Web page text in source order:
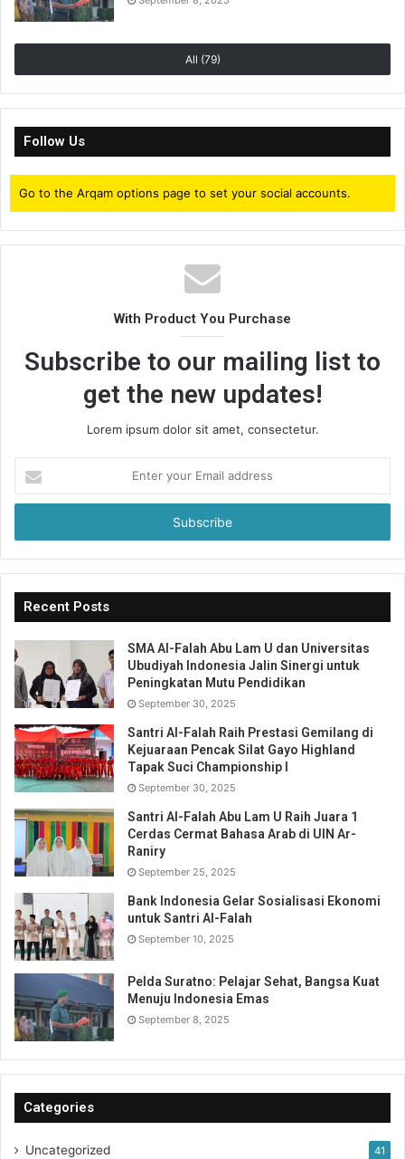
All (79)
Follow Us
Go to the Arqam options page to set your social accounts.
With Product You Purchase
Subscribe to our mailing list to
get the new updates!
Lorem ipsum dolor sit amet, consectetur.
your
Email
Recent Posts
SMA Al-Falah Abu Lam U dan Universitas
Ubudiyah Indonesia Jalin Sinergi untuk
Peningkatan Mutu Pendidikan
September 30, 2025
Santri Al-Falah Raih Prestasi Gemilang di
Kejuaraan Pencak Silat Gayo Highland
Tapak Suci Championship I
September 30, 2025
Santri Al-Falah Abu Lam U Raih Juara 1
Cerdas Cermat Bahasa Arab di UIN Ar-
Raniry
September 25, 2025
Bank Indonesia Gelar Sosialisasi Ekonomi
untuk Santri Al-Falah
September 10, 2025
Pelda Suratno: Pelajar Sehat, Bangsa Kuat
Menuju Indonesia Emas
September 8, 2025
Categories
Uncategorized 41